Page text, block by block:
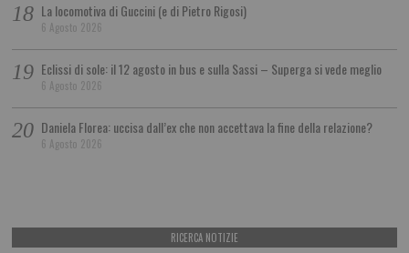
La locomotiva di Guccini (e di Pietro Rigosi)
6 Agosto 2026
Eclissi di sole: il 12 agosto in bus e sulla Sassi – Superga si vede meglio
6 Agosto 2026
Daniela Florea: uccisa dall’ex che non accettava la fine della relazione?
6 Agosto 2026
RICERCA NOTIZIE